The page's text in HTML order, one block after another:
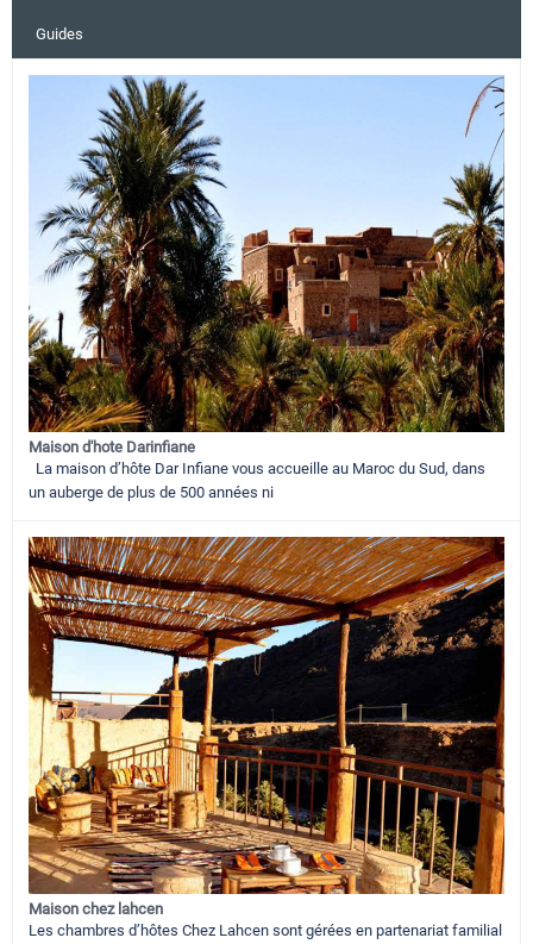
Guides
Maison d'hote Darinfiane
La maison d’hôte Dar Infiane vous accueille au Maroc du Sud, dans
un auberge de plus de 500 années ni
Maison chez lahcen
Les chambres d’hôtes Chez Lahcen sont gérées en partenariat familial